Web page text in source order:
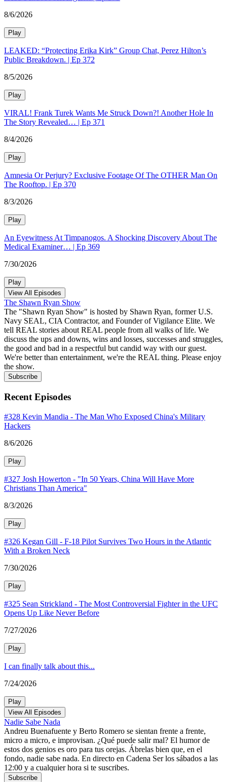
8/6/2026
Play
LEAKED: “Protecting Erika Kirk” Group Chat, Perez Hilton’s
Public Breakdown. | Ep 372
8/5/2026
Play
VIRAL! Frank Turek Wants Me Struck Down?! Another Hole In
The Story Revealed… | Ep 371
8/4/2026
Play
Amnesia Or Perjury? Exclusive Footage Of The OTHER Man On
The Rooftop. | Ep 370
8/3/2026
Play
An Eyewitness At Timpanogos. A Shocking Discovery About The
Medical Examiner… | Ep 369
7/30/2026
Play
View All Episodes
The Shawn Ryan Show
The "Shawn Ryan Show" is hosted by Shawn Ryan, former U.S.
Navy SEAL, CIA Contractor, and Founder of Vigilance Elite. We
tell REAL stories about REAL people from all walks of life. We
discuss the ups and downs, wins and losses, successes and struggles,
the good and bad in a respectful but candid way with our guest.
We're better than entertainment, we're the REAL thing. Please enjoy
the show.
Subscribe
Recent Episodes
#328 Kevin Mandia - The Man Who Exposed China's Military
Hackers
8/6/2026
Play
#327 Josh Howerton - "In 50 Years, China Will Have More
Christians Than America"
8/3/2026
Play
#326 Kegan Gill - F-18 Pilot Survives Two Hours in the Atlantic
With a Broken Neck
7/30/2026
Play
#325 Sean Strickland - The Most Controversial Fighter in the UFC
Opens Up Like Never Before
7/27/2026
Play
I can finally talk about this...
7/24/2026
Play
View All Episodes
Nadie Sabe Nada
Andreu Buenafuente y Berto Romero se sientan frente a frente,
micro a micro, e improvisan. ¿Qué puede salir mal? El humor de
estos dos genios es oro para tus orejas. Ábrelas bien que, en el
fondo, nadie sabe nada. En directo en Cadena Ser los sábados a las
12:00 y a cualquier hora si te suscribes.
Subscribe